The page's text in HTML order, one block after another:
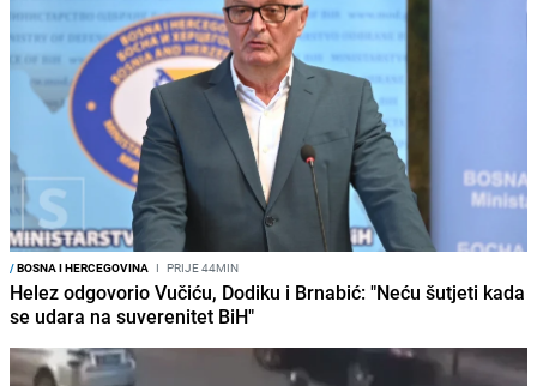
/BOSNA I HERCEGOVINA I PRIJE 44MIN
Helez odgovorio Vučiću, Dodiku i Brnabić: "Neću šutjeti kada
se udara na suverenitet BiH"